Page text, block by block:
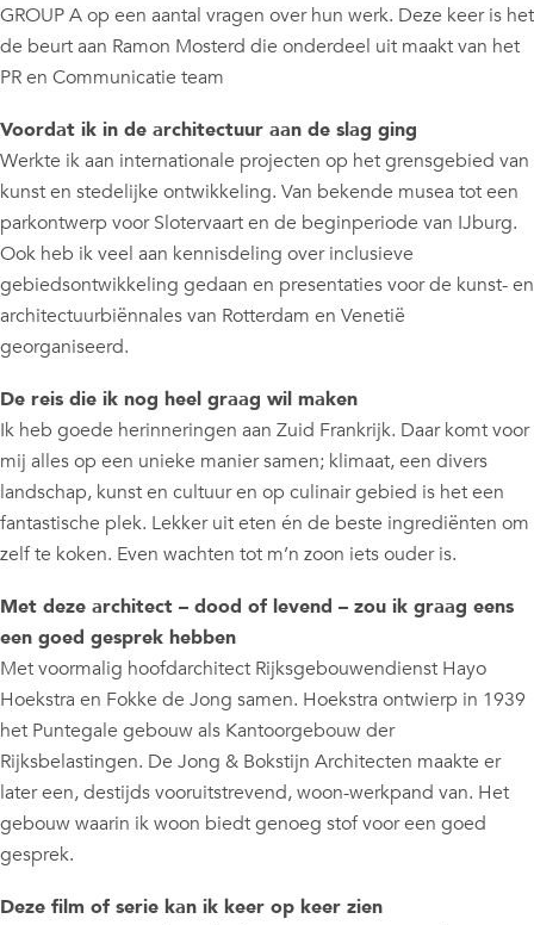
GROUP A op een aantal vragen over hun werk. Deze keer is het
de beurt aan Ramon Mosterd die onderdeel uit maakt van het
PR en Communicatie team
Voordat ik in de architectuur aan de slag ging
Werkte ik aan internationale projecten op het grensgebied van
kunst en stedelijke ontwikkeling. Van bekende musea tot een
parkontwerp voor Slotervaart en de beginperiode van IJburg.
Ook heb ik veel aan kennisdeling over inclusieve
gebiedsontwikkeling gedaan en presentaties voor de kunst- en
architectuurbiënnales van Rotterdam en Venetië
georganiseerd.
De reis die ik nog heel graag wil maken
Ik heb goede herinneringen aan Zuid Frankrijk. Daar komt voor
mij alles op een unieke manier samen; klimaat, een divers
landschap, kunst en cultuur en op culinair gebied is het een
fantastische plek. Lekker uit eten én de beste ingrediënten om
zelf te koken. Even wachten tot m’n zoon iets ouder is.
Met deze architect – dood of levend – zou ik graag eens
een goed gesprek hebben
Met voormalig hoofdarchitect Rijksgebouwendienst Hayo
Hoekstra en Fokke de Jong samen. Hoekstra ontwierp in 1939
het Puntegale gebouw als Kantoorgebouw der
Rijksbelastingen. De Jong & Bokstijn Architecten maakte er
later een, destijds vooruitstrevend, woon-werkpand van. Het
gebouw waarin ik woon biedt genoeg stof voor een goed
gesprek.
Deze film of serie kan ik keer op keer zien